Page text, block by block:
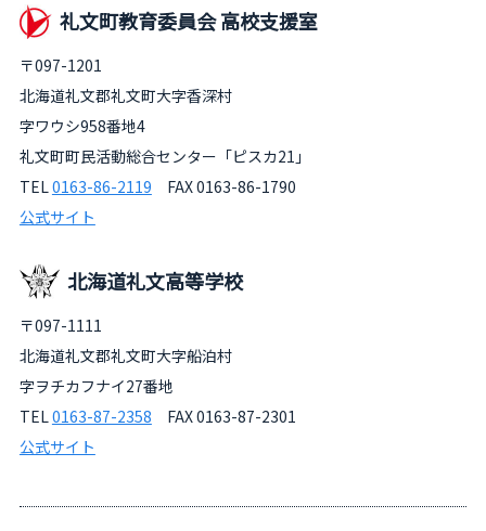
礼文町教育委員会 高校支援室
〒097-1201
北海道礼文郡礼文町大字香深村
字ワウシ958番地4
礼文町町民活動総合センター「ピスカ21」
TEL 0163-86-2119 FAX 0163-86-1790
公式サイト
北海道礼文高等学校
〒097-1111
北海道礼文郡礼文町大字船泊村
字ヲチカフナイ27番地
TEL 0163-87-2358 FAX 0163-87-2301
公式サイト